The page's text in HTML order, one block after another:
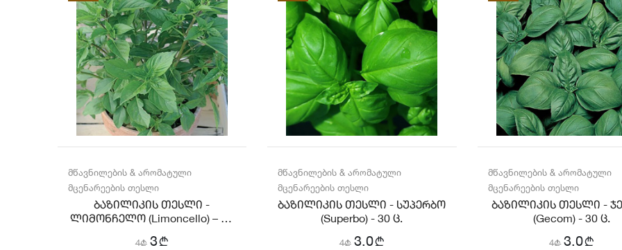
მწავნილების & არომატული
მცენარეების თესლი
ბაზილიკის თესლი -
ლიმონჩელო (Limoncello) – 30
4b 3b
მწავნილების & არომატული
მცენარეების თესლი
ბაზილიკის თესლი - სუპერბო
(Superbo) - 30 ც.
4b 3.0b
მწავნილების & არომატული
მცენარეების თესლი
ბაზილიკის თესლი -
(Gecom) - 30 ც.
4b 3.0b